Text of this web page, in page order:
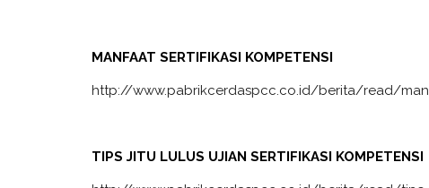
MANFAAT SERTIFIKASI KOMPETENSI
http://www.pabrikcerdaspcc.co.id/berita/read/
TIPS JITU LULUS UJIAN SERTIFIKASI KOMPETENSI